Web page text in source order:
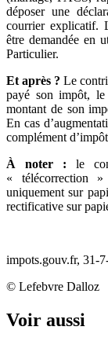
déposer une
courrier explicatif.
être demandée en
Particulier.
Et après ? Le
payé son impôt,
montant de son
En cas
complément
À noter : le
« télécorrection
uniquement sur
rectificative sur
impots.gouv.fr, 31-
© Lefebvre Dalloz
Voir aussi